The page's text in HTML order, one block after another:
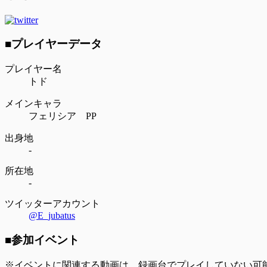
■プレイヤーデータ
プレイヤー名
トド
メインキャラ
フェリシア PP
出身地
-
所在地
-
ツイッターアカウント
@E_jubatus
■参加イベント
※イベントに関連する動画は、録画台でプレイしていない可